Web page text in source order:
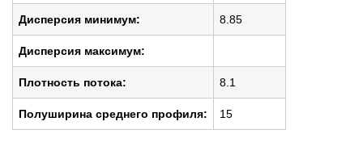
Дисперсия минимум: 8.85
Дисперсия максимум:
Плотность потока: 8.1
Полуширина среднего профиля: 15